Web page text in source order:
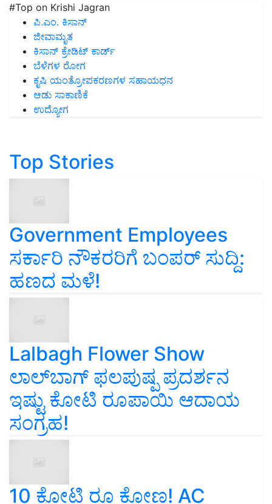
#Top on Krishi Jagran
ಪಿ.ಎಂ. ಕಿಸಾನ್
ಜೀವಾಮೃತ
ಕಿಸಾನ್ ಕ್ರೇಡಿಟ್ ಕಾರ್ಡ್
ಬೆಳೆಗಳ ರೋಗ
ಕೃಷಿ ಯಂತ್ರೋಪಕರಣಗಳ ಸಹಾಯಧನ
ಆಡು ಸಾಕಾಣಿಕೆ
ಉದ್ಯೋಗ
Top Stories
Government Employees
ಸರ್ಕಾರಿ ನೌಕರರಿಗೆ ಬಂಪರ್‌ ಸುದ್ದಿ:
ಹಣದ ಮಳೆ!
Lalbagh Flower Show
ಲಾಲ್‌ಬಾಗ್ ಫಲಪುಷ್ಪ ಪ್ರದರ್ಶನ
ಇಷ್ಟು ಕೋಟಿ ರೂಪಾಯಿ ಆದಾಯ
ಸಂಗ್ರಹ!
10 ಕೋಟಿ ರೂ ಕೋಣ! AC